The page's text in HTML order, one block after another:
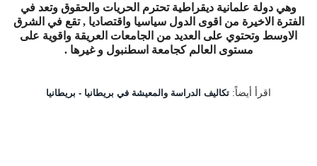
وهي دولة علمانية ديقراطية تحترم الحريات والحقوق وتعد في
الفترة الاخيرة من اقوى الدول سياسيا واقتصاديا , تقع في الشرق
الاوسط وتحتوي على العديد من الجامعات العريقة واقوية على
مستوى العالم كجامعة اسطنبول و غيرها .
اقرأ أيضاً: تكاليف الدراسة والمعيشة في بريطانيا - بريطانيا